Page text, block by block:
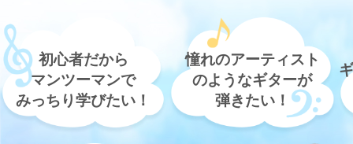
初心者だから
マンツーマンで
みっちり学びたい！
憧れのアーティスト
のようなギターが
弾きたい！